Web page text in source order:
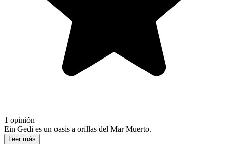
1 opinión
Ein Gedi es un oasis a orillas del Mar Muerto.
Leer más